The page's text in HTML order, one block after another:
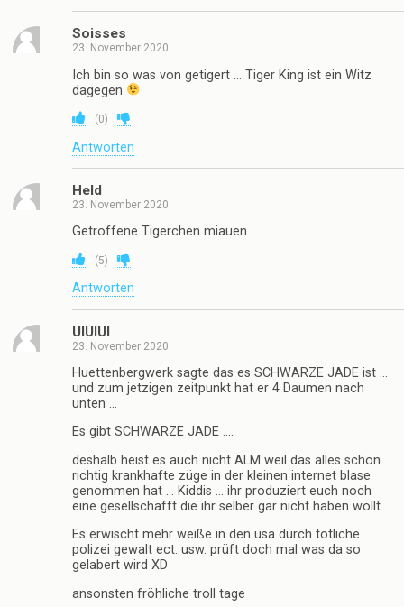
Soisses
23. November 2020
Ich bin so was von getigert … Tiger King ist ein Witz
dagegen
(0)
Antworten
Held
23. November 2020
Getroffene Tigerchen miauen.
(5)
Antworten
UIUIUI
23. November 2020
Huettenbergwerk sagte das es SCHWARZE JADE ist …
und zum jetzigen zeitpunkt hat er 4 Daumen nach
unten …
Es gibt SCHWARZE JADE ….
deshalb heist es auch nicht ALM weil das alles schon
richtig krankhafte züge in der kleinen internet blase
genommen hat … Kiddis … ihr produziert euch noch
eine gesellschafft die ihr selber gar nicht haben wollt.
Es erwischt mehr weiße in den usa durch tötliche
polizei gewalt ect. usw. prüft doch mal was da so
gelabert wird XD
ansonsten fröhliche troll tage